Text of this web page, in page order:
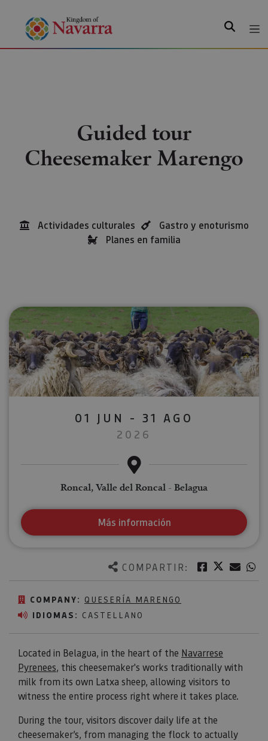
Search
Guided tour
Cheesemaker Marengo
Actividades culturales
Gastro y enoturismo
Planes en familia
COMPARTIR: Facebook
Twitter
COMPANY: QUESERÍA MARENGO
IDIOMAS: CASTELLANO
Located in Belagua, in the heart of the Navarrese
Pyrenees, this cheesemaker's works traditionally with
milk from its own Latxa sheep, allowing visitors to
witness the entire process right where it takes place.
During the tour, visitors discover daily life at the
cheesemaker’s, from managing the flock to actually
01 JUN - 31 AGO
2026
Roncal, Valle del Roncal - Belagua
Más información